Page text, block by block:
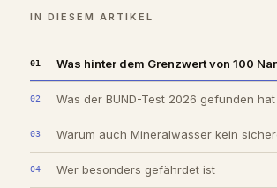
IN DIESEM ARTIKEL
Was hinter dem Grenzwert von 100
Was der BUND-Test 2026 gefunden hat
Warum auch Mineralwasser kein
Wer besonders gefährdet ist